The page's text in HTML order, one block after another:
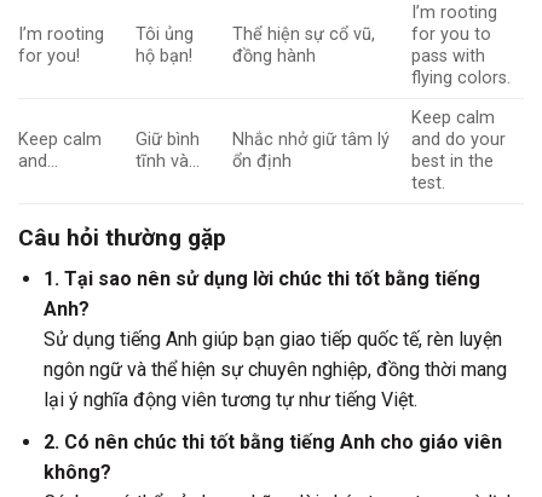
I’m rooting
for you!
Tôi ủng
hộ bạn!
Thể hiện sự cổ vũ,
đồng hành
I’m rooting
for you to
pass with
flying colors.
Keep calm
and…
Giữ bình
tĩnh và…
Nhắc nhở giữ tâm lý
ổn định
Keep calm
and do your
best in the
test.
Câu hỏi thường gặp
1. Tại sao nên sử dụng lời chúc thi tốt bằng tiếng
Anh?
Sử dụng tiếng Anh giúp bạn giao tiếp quốc tế, rèn luyện
ngôn ngữ và thể hiện sự chuyên nghiệp, đồng thời mang
lại ý nghĩa động viên tương tự như tiếng Việt.
2. Có nên chúc thi tốt bằng tiếng Anh cho giáo viên
không?